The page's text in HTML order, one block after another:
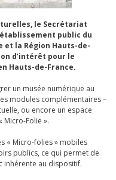
le Secrétariat
public du
la Région Hauts-de-
d’intérêt pour le
Hauts-de-France.
un musée numérique au
modules complémentaires –
ou encore un espace
Micro-Folie ».
« Micro-folies » mobiles
publics, ce qui permet de
inhérente au dispositif.